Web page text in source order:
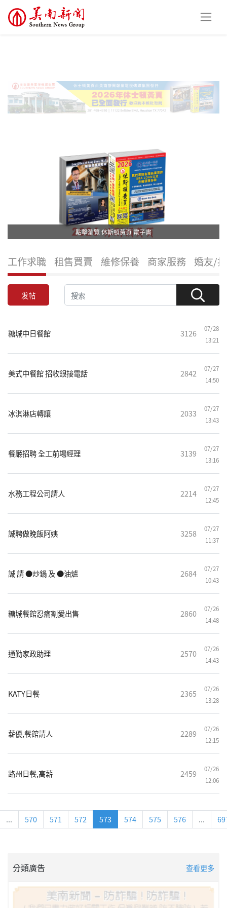
點擊瀏覽 休斯頓黃頁 電子書
工作求職 租售買賣 維修保養 商家服務 婚友/
发帖
糖城中日餐館 3126
07/28
13:21
美式中餐館 招收銀接電話 2842
07/27
14:50
冰淇淋店轉讓 2033
07/27
13:43
餐廳招聘 全工前場經理 3139
07/27
13:16
水務工程公司請人 2214
07/27
12:45
誠聘做晚飯阿姨 3258
07/27
11:37
誠 請 ●炒鍋 及 ●油爐 2684
07/27
10:43
糖城餐館忍痛割愛出售 2860
07/26
14:48
通勤家政助理 2570
07/26
14:43
KATY日餐 2365
07/26
13:28
薪優,餐館請人 2289
07/26
12:15
路州日餐,高薪 2459
07/26
12:06
... 570 571 572 573 574 575 576 ...
分類廣告 查看更多